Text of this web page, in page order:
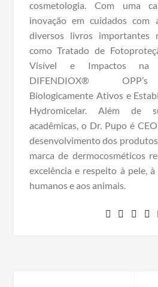
cosmetologia. Com uma
inovação em cuidados
diversos livros importantes
como Tratado de
Visível e Impactos na
DIFENDIOX®
Biologicamente Ativos e
Hydromicelar. Além de
acadêmicas, o Dr. Pupo é
desenvolvimento dos
marca de dermocosméticos
excelência e respeito à pele,
humanos e aos animais.